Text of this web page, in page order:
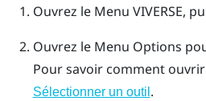
Ouvrez le Menu VIVERSE,
Ouvrez le Menu Options
Pour savoir comment
Sélectionner un outil .